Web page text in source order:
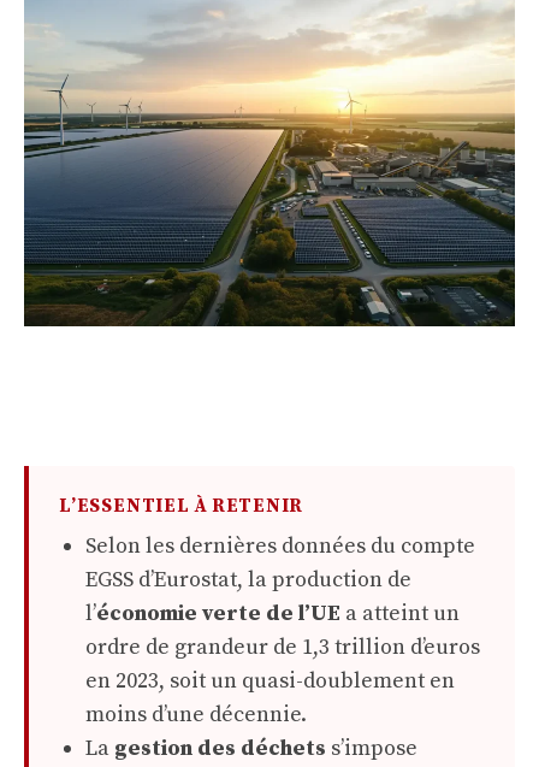
L’ESSENTIEL À RETENIR
Selon les dernières données du compte
EGSS d’Eurostat, la production de
l’économie verte de l’UE a atteint un
ordre de grandeur de 1,3 trillion d’euros
en 2023, soit un quasi-doublement en
moins d’une décennie.
La gestion des déchets s’impose